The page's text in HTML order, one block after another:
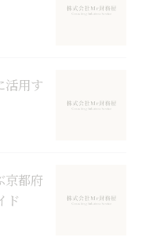
活用す
京都府
ド